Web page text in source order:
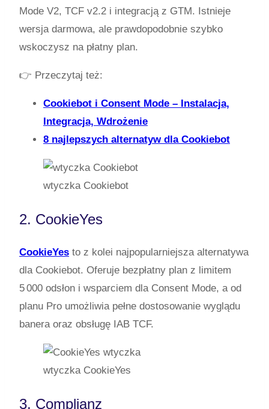
Mode V2, TCF v2.2 i integracją z GTM. Istnieje
wersja darmowa, ale prawdopodobnie szybko
wskoczysz na płatny plan.
👉 Przeczytaj też:
Cookiebot i Consent Mode – Instalacja,
Integracja, Wdrożenie
8 najlepszych alternatyw dla Cookiebot
wtyczka Cookiebot
2. CookieYes
CookieYes to z kolei najpopularniejsza alternatywa
dla Cookiebot. Oferuje bezpłatny plan z limitem
5 000 odsłon i wsparciem dla Consent Mode, a od
planu Pro umożliwia pełne dostosowanie wyglądu
banera oraz obsługę IAB TCF.
wtyczka CookieYes
3. Complianz